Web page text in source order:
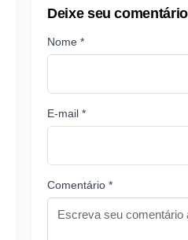
Deixe seu comentário
Nome *
E-mail *
Comentário *